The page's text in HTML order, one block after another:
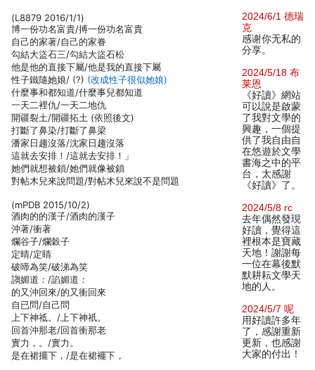
(L8879 2016/1/1)
博一份功名富貴/搏一份功名富貴
自己的家著/自己的家眷
勾結大盜石三/勾結大盜石松
他是他的直接下屬/他是我的直接下屬
性子鐵隨她娘/ (?) (改成性子很似她娘)
什麼事和都知道/什麼事兒都知道
一天二裡仇/一天二地仇
開疆裂土/開疆拓土 (依照後文)
打斷了鼻染/打斷了鼻梁
潘家日趨沒落/沈家日趨沒落
這就去安排！/這就去安排！」
她們就想被鎖/她們就像被鎖
對帖木兒來說問題/對帖木兒來說不是問題
(mPDB 2015/10/2)
酒肉的的漢子/酒肉的漢子
沖著/衝著
爛谷子/爛穀子
定晴/定睛
破啼為笑/破涕為笑
謅媚道：/諂媚道：
的又沖回來/的又衝回來
自已問/自己問
上下神祗。/上下神祇。
回首沖那老/回首衝那老
實力，。/實力。
是在裙擺下，/是在裙襬下，
2024/6/1 德瑞
克
感谢你无私的
分享。
2024/5/18 布
莱恩
《好讀》網站
可以說是啟蒙
了我對文學的
興趣，一個提
供了我自由自
在悠遊於文學
書海之中的平
台，太感謝
《好讀》了。
2024/5/8 rc
去年偶然發現
好讀，覺得這
裡根本是寶藏
天地！謝謝每
一位在幕後默
默耕耘文學天
地的人。
2024/5/7 呢
用好讀許多年
了，感謝重新
更新，也感謝
大家的付出！